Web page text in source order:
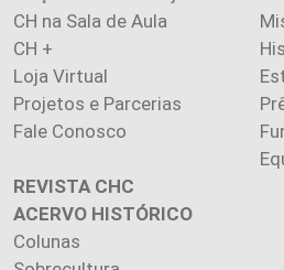
CH na Sala de Aula
CH +
Loja Virtual
Projetos e Parcerias
Fale Conosco
REVISTA CHC
ACERVO HISTÓRICO
Colunas